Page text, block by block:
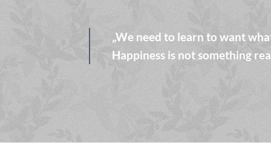
„We need to learn to want
Happiness is not something